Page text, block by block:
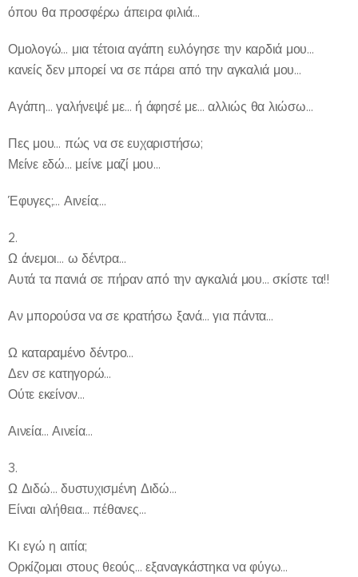
όπου θα προσφέρω άπειρα φιλιά…
Ομολογώ… μια τέτοια αγάπη ευλόγησε την καρδιά μου…
κανείς δεν μπορεί να σε πάρει από την αγκαλιά μου…
Αγάπη… γαλήνεψέ με… ή άφησέ με… αλλιώς θα λιώσω…
Πες μου… πώς να σε ευχαριστήσω;
Μείνε εδώ… μείνε μαζί μου…
Έφυγες;… Αινεία;…
2.
Ω άνεμοι… ω δέντρα…
Αυτά τα πανιά σε πήραν από την αγκαλιά μου… σκίστε τα!!
Αν μπορούσα να σε κρατήσω ξανά… για πάντα…
Ω καταραμένο δέντρο…
Δεν σε κατηγορώ…
Ούτε εκείνον…
Αινεία… Αινεία…
3.
Ω Διδώ… δυστυχισμένη Διδώ…
Είναι αλήθεια… πέθανες…
Κι εγώ η αιτία;
Ορκίζομαι στους θεούς… εξαναγκάστηκα να φύγω…